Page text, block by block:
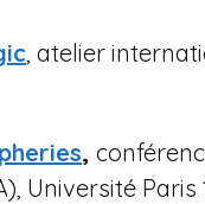
, atelier
,
Université Paris